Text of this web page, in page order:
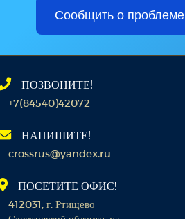
Сообщить о проблеме
ПОЗВОНИТЕ!
+7(84540)42072
НАПИШИТЕ!
crossrus@yandex.ru
ПОСЕТИТЕ ОФИС!
412031, г. Ртищево